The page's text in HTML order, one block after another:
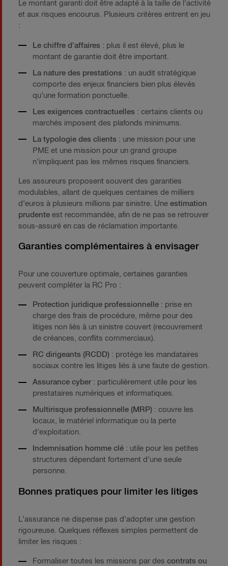
Le montant garanti doit être adapté à la taille de l’activité
et aux risques encourus. Plusieurs critères entrent en jeu
:
Le chiffre d’affaires : plus il est élevé, plus le
montant de garantie doit être important.
La nature des prestations : un audit stratégique
comporte des enjeux financiers bien plus élevés
qu’une formation ponctuelle.
Les exigences contractuelles : certains clients ou
marchés imposent des plafonds minimums.
La typologie des clients : une mission pour une
PME et une mission pour un grand groupe
n’impliquent pas les mêmes risques financiers.
Les assureurs proposent souvent des garanties
modulables, allant de quelques centaines de milliers
d’euros à plusieurs millions par sinistre. Une estimation
prudente est recommandée, afin de ne pas se retrouver
sous-assuré en cas de réclamation importante.
Garanties complémentaires à envisager
Pour une couverture optimale, certaines garanties
peuvent compléter la RC Pro :
Protection juridique professionnelle : prise en
charge des frais de procédure, même pour des
litiges non liés à un sinistre couvert (recouvrement
de créances, conflits commerciaux).
RC dirigeants (RCDD) : protège les mandataires
sociaux contre les litiges liés à une faute de gestion.
Assurance cyber: particulièrement utile pour les
prestataires numériques et informatiques.
Multirisque professionnelle (MRP) : couvre les
locaux, le matériel informatique ou la perte
d’exploitation.
Indemnisation homme clé : utile pour les petites
structures dépendant fortement d’une seule
personne.
Bonnes pratiques pour limiter les litiges
L’assurance ne dispense pas d’adopter une gestion
rigoureuse. Quelques réflexes simples permettent de
limiter les risques :
Formaliser toutes les missions par des contrats ou